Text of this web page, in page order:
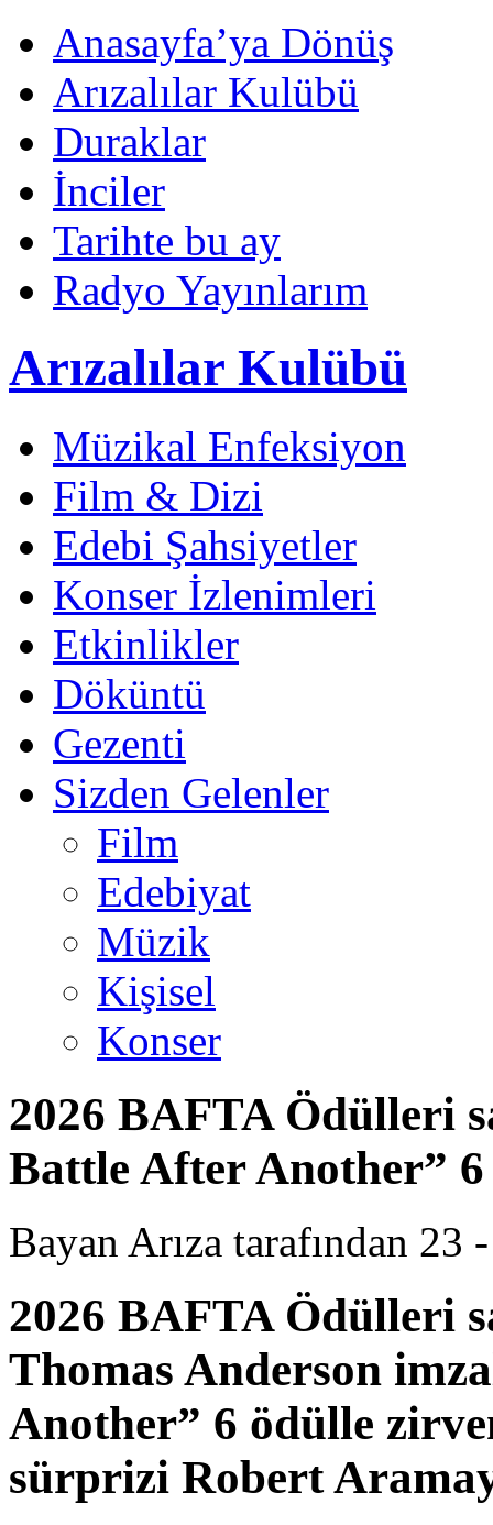
Anasayfa’ya Dönüş
Arızalılar Kulübü
Duraklar
İnciler
Tarihte bu ay
Radyo Yayınlarım
Arızalılar Kulübü
Müzikal Enfeksiyon
Film & Dizi
Edebi Şahsiyetler
Konser İzlenimleri
Etkinlikler
Döküntü
Gezenti
Sizden Gelenler
Film
Edebiyat
Müzik
Kişisel
Konser
2026 BAFTA Ödülleri
Battle After Another”
Bayan Arıza tarafından 23
2026 BAFTA Ödülleri
Thomas Anderson
Another” 6 ödülle
sürprizi Robert